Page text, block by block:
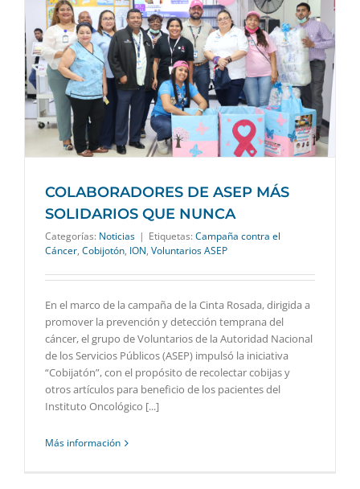
COLABORADORES DE ASEP MÁS
SOLIDARIOS QUE NUNCA
Categorías: Noticias | Etiquetas: Campaña contra el
Cáncer, Cobijotón, ION, Voluntarios ASEP
En el marco de la campaña de la Cinta Rosada, dirigida a
promover la prevención y detección temprana del
cáncer, el grupo de Voluntarios de la Autoridad Nacional
de los Servicios Públicos (ASEP) impulsó la iniciativa
“Cobijatón”, con el propósito de recolectar cobijas y
otros artículos para beneficio de los pacientes del
Instituto Oncológico [...]
Más información